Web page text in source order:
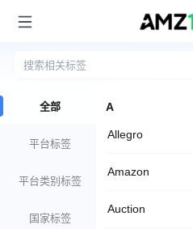
全部
平台标签
平台类别标签
国家标签
A
Allegro
Amazon
Auction